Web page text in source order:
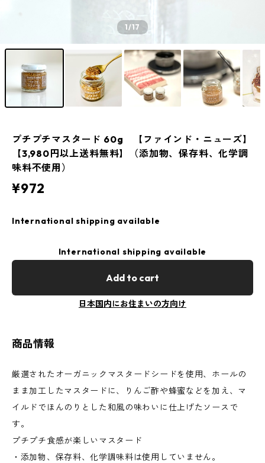
1/17
プチプチマスタード 60g 【ファインド・ニューズ】
【3,980円以上送料無料】（添加物、保存料、化学調
味料不使用）
¥972
International shipping available
International shipping available
Add to cart
日本国内にお住まいの方向け
商品情報
厳選されたオーガニックマスタードシードを使用、ホールの
まま加工したマスタードに、りんご酢や蜂蜜などを加え、マ
イルドでほんのりとした和風の味わいに仕上げたソースで
す。
プチプチ食感が楽しいマスタード
・添加物、保存料、化学調味料は使用していません。